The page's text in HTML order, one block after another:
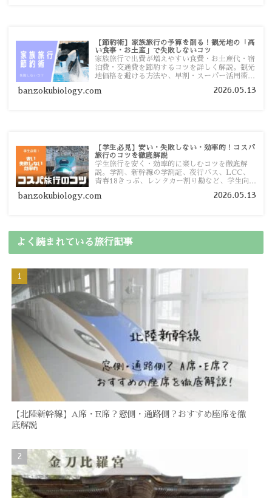
【節約術】家族旅行の予算を削る！観光地の「高
い食事・お土産」で失敗しないコツ
家族旅行で出費が増えやすい食費・お土産代・宿
泊費・交通費を節約するコツを詳しく解説。観光
地価格を避ける方法や、早割・スーパー活用術、
banzokubiology.com 2026.05.13
【学生必見】安い・失敗しない・効率的！コスパ
旅行のコツを徹底解説
学生旅行を安く・効率的に楽しむコツを徹底解
説。学割、新幹線の学割証、夜行バス、LCC、
青春18きっぷ、レンタカー割り勘など、学生向け
banzokubiology.com 2026.05.13
よく読まれている旅行記事
【北陸新幹線】A席・E席？窓側・通路側？おすすめ座席を徹
底解説